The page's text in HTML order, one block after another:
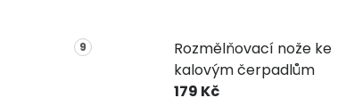
Rozmělňovací nože ke
kalovým čerpadlům
179 Kč